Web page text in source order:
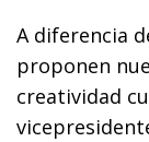
A diferencia
proponen
creatividad